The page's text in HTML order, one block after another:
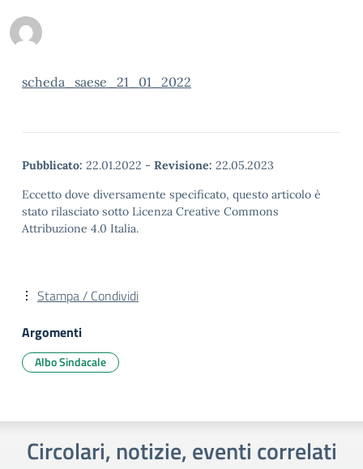
scheda_saese_21_01_2022
Pubblicato: 22.01.2022 - Revisione: 22.05.2023
Eccetto dove diversamente specificato, questo articolo è
stato rilasciato sotto Licenza Creative Commons
Attribuzione 4.0 Italia.
Stampa / Condividi
Argomenti
Albo Sindacale
Circolari, notizie, eventi correlati